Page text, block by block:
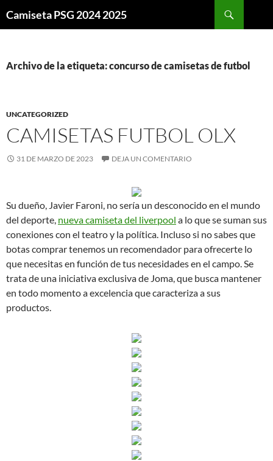
Camiseta PSG 2024 2025
Archivo de la etiqueta: concurso de camisetas de futbol
UNCATEGORIZED
CAMISETAS FUTBOL OLX
31 DE MARZO DE 2023 DEJA UN COMENTARIO
Su dueño, Javier Faroni, no sería un desconocido en el mundo
del deporte, nueva camiseta del liverpool a lo que se suman sus
conexiones con el teatro y la política. Incluso si no sabes que
botas comprar tenemos un recomendador para ofrecerte lo
que necesitas en función de tus necesidades en el campo. Se
trata de una iniciativa exclusiva de Joma, que busca mantener
en todo momento a excelencia que caracteriza a sus
productos.